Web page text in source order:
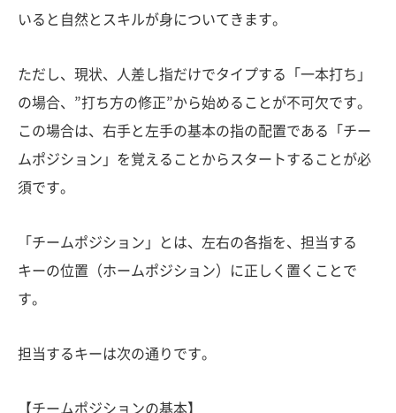
いると自然とスキルが身についてきます。
ただし、現状、人差し指だけでタイプする「一本打ち」
の場合、”打ち方の修正”から始めることが不可欠です。
この場合は、右手と左手の基本の指の配置である「チー
ムポジション」を覚えることからスタートすることが必
須です。
「チームポジション」とは、左右の各指を、担当する
キーの位置（ホームポジション）に正しく置くことで
す。
担当するキーは次の通りです。
【チームポジションの基本】